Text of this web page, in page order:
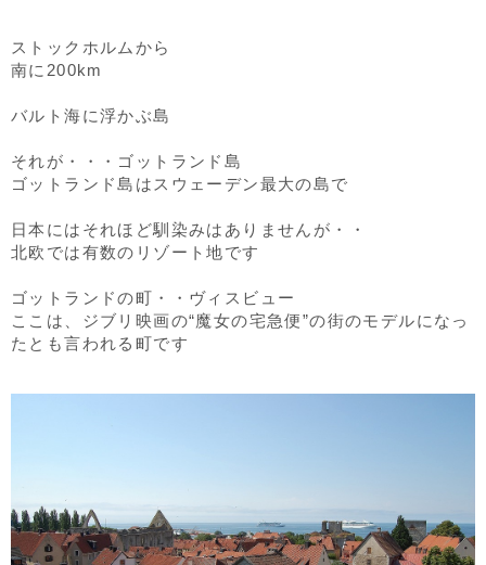
ストックホルムから
南に200km
バルト海に浮かぶ島
それが・・・ゴットランド島
ゴットランド島はスウェーデン最大の島で
日本にはそれほど馴染みはありませんが・・
北欧では有数のリゾート地です
ゴットランドの町・・ヴィスビュー
ここは、ジブリ映画の“魔女の宅急便”の街のモデルになっ
たとも言われる町です